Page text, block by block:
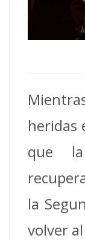
heridas
que
la
volver